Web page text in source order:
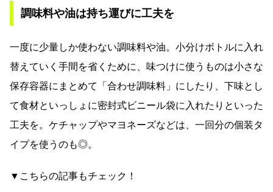
調味料や油は持ち運びに工夫を
一度に少量しか使わない調味料や油。小分けボトルに入れ
替えていく手間を省くために、味つけに使うものは小さな
保存容器にまとめて「合わせ調味料」にしたり、下味とし
て食材といっしょに密封式ビニール袋に入れたりといった
工夫を。ケチャップやマヨネーズなどは、一回分の個装タ
イプを使うのも◎。
▼こちらの記事もチェック！